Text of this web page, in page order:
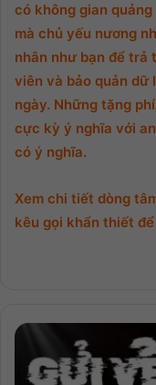
có không gian
mà chủ yếu nương
nhân như bạn để trả
viên và bảo quản dữ
ngày. Những tặng
cực kỳ ý nghĩa với
có ý nghĩa.
Xem chi tiết dòng
kêu gọi khẩn thiết